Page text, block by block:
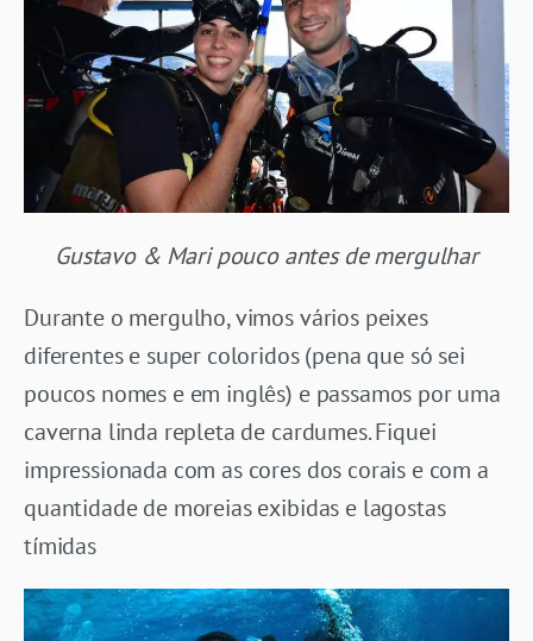
Gustavo & Mari pouco antes de mergulhar
Durante o mergulho, vimos vários peixes
diferentes e super coloridos (pena que só sei
poucos nomes e em inglês) e passamos por uma
caverna linda repleta de cardumes. Fiquei
impressionada com as cores dos corais e com a
quantidade de moreias exibidas e lagostas
tímidas